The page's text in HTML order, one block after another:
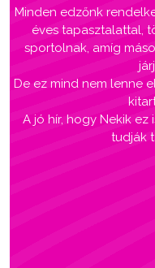
Minden edzőnk
éves tapasztalattal,
sportolnak, amíg
De ez mind nem lenne
A jó hír, hogy Nekik ez
tudják